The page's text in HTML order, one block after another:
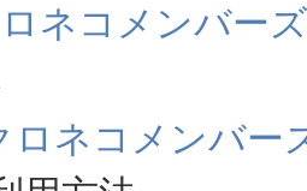
ネコメンバーズ
ロネコメンバー